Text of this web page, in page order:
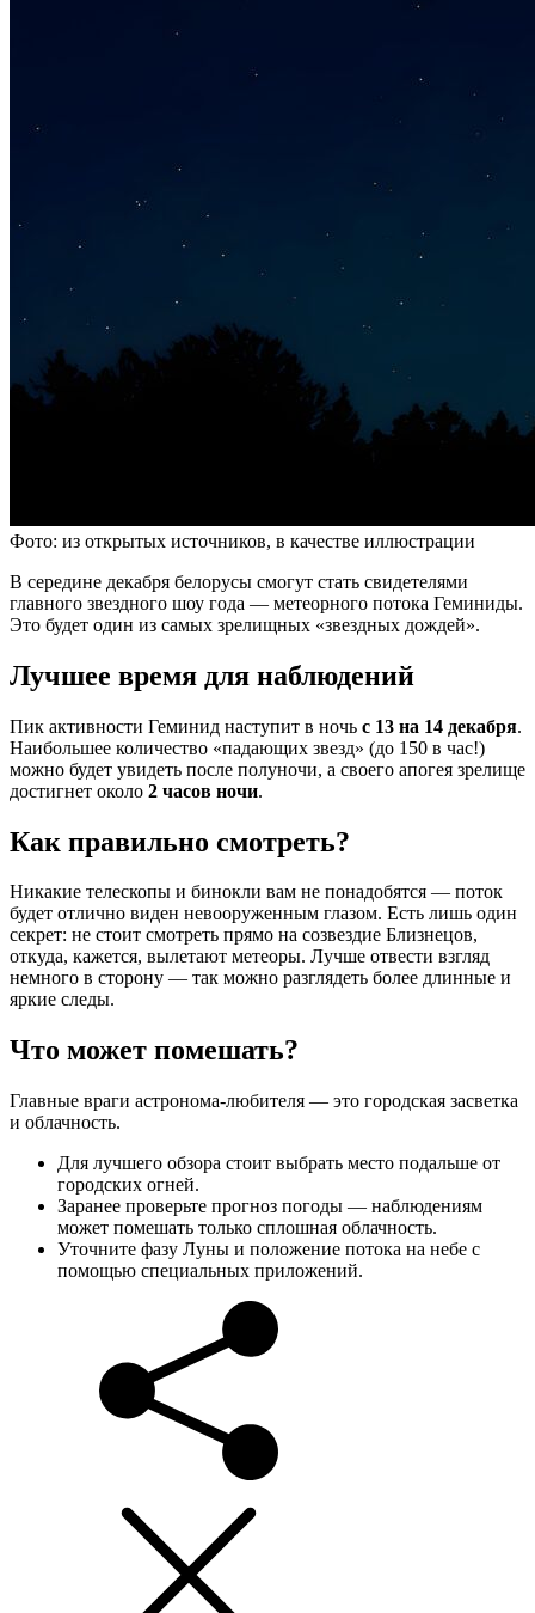
Фото: из открытых источников, в качестве иллюстрации
В середине декабря белорусы смогут стать свидетелями
главного звездного шоу года — метеорного потока Геминиды.
Это будет один из самых зрелищных «звездных дождей».
Лучшее время для наблюдений
Пик активности Геминид наступит в ночь с 13 на 14 декабря.
Наибольшее количество «падающих звезд» (до 150 в час!)
можно будет увидеть после полуночи, а своего апогея зрелище
достигнет около 2 часов ночи.
Как правильно смотреть?
Никакие телескопы и бинокли вам не понадобятся — поток
будет отлично виден невооруженным глазом. Есть лишь один
секрет: не стоит смотреть прямо на созвездие Близнецов,
откуда, кажется, вылетают метеоры. Лучше отвести взгляд
немного в сторону — так можно разглядеть более длинные и
яркие следы.
Что может помешать?
Главные враги астронома-любителя — это городская засветка
и облачность.
Для лучшего обзора стоит выбрать место подальше от
городских огней.
Заранее проверьте прогноз погоды — наблюдениям
может помешать только сплошная облачность.
Уточните фазу Луны и положение потока на небе с
помощью специальных приложений.